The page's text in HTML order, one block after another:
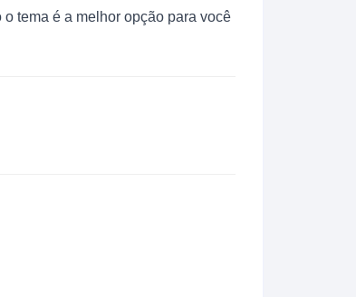
tema é a melhor opção para você